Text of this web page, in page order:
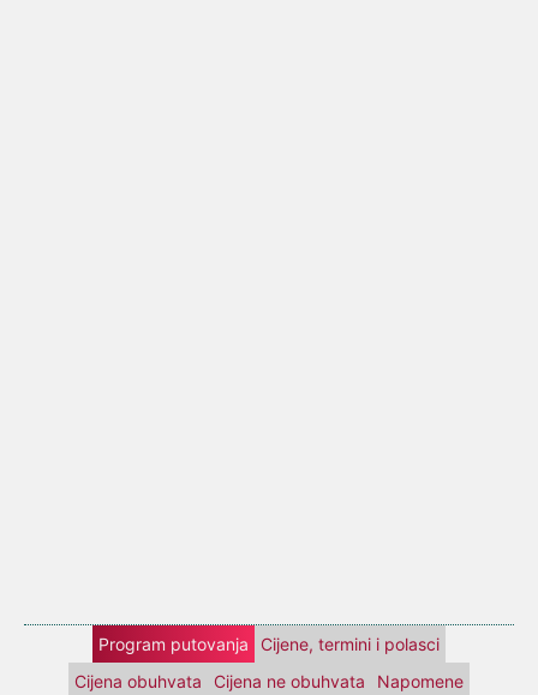
Program putovanja
Cijene, termini i polasci
Cijena obuhvata
Cijena ne obuhvata Napomene